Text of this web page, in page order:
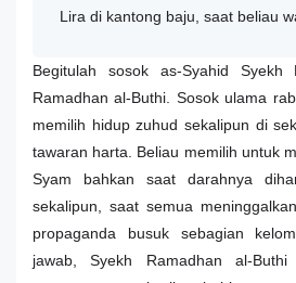
Lira di kantong baju, saat beliau
Begitulah sosok as-Syahid Syekh
Ramadhan al-Buthi. Sosok ulama
memilih hidup zuhud sekalipun di
tawaran harta. Beliau memilih untuk
Syam bahkan saat darahnya
sekalipun, saat semua
propaganda busuk sebagian
jawab, Syekh Ramadhan al-